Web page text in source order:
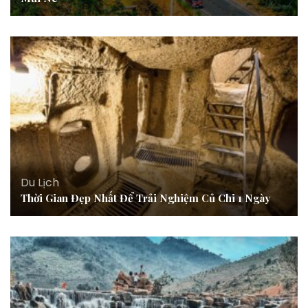
Du Lịch
Thời Gian Đẹp Nhất Để Trải Nghiệm Củ Chi 1 Ngày